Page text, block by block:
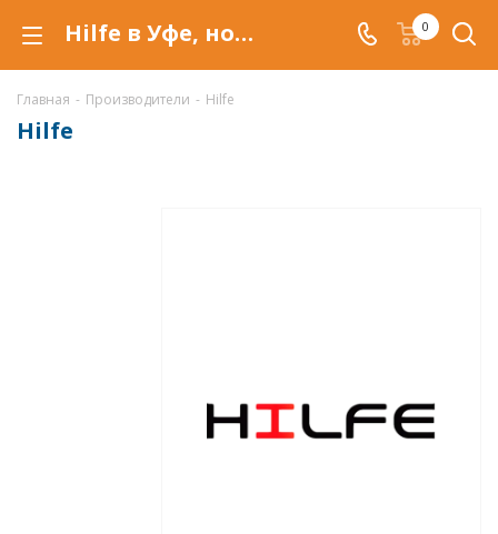
Hilfe в Уфе, новая и набирающая популярность марка на российском рынке металлической мебели, от крупнейшего Российского производителя 0
Главная - Производители - Hilfe
Hilfe